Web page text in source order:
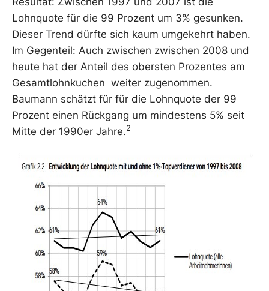
Lohnquote für die 99 Prozent um 3% gesunken.
Dieser Trend dürfte sich kaum umgekehrt haben.
Im Gegenteil: Auch zwischen zwischen 2008 und
heute hat der Anteil des obersten Prozentes am
Gesamtlohnkuchen weiter zugenommen.
Baumann schätzt für für die Lohnquote der 99
Prozent einen Rückgang um mindestens 5% seit
Mitte der 1990er Jahre.2